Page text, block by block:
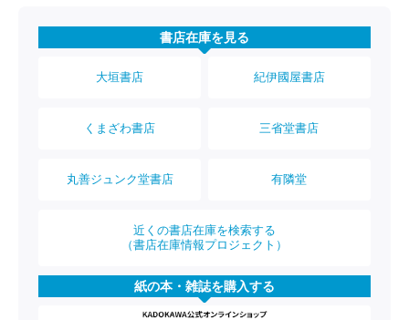
書店在庫を見る
大垣書店 紀伊國屋書店
くまざわ書店 三省堂書店
丸善ジュンク堂書店 有隣堂
近くの書店在庫を検索する
（書店在庫情報プロジェクト）
紙の本・雑誌を購入する